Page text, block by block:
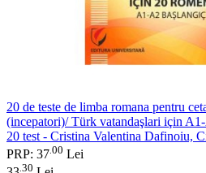
20 de teste de limba romana pentru
(incepatori)/ Türk vatandaşlari için
20 test - Cristina Valentina Dafinoiu,
PRP: 37 00 Lei
30